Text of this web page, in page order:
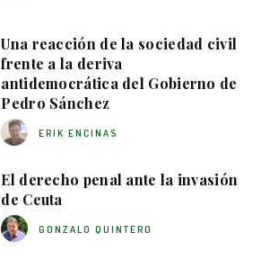
Una reacción de la sociedad civil
frente a la deriva
antidemocrática del Gobierno de
Pedro Sánchez
ERIK ENCINAS
El derecho penal ante la invasión
de Ceuta
GONZALO QUINTERO